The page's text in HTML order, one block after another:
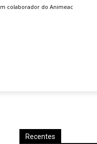
colaborador do Animeac
Recentes